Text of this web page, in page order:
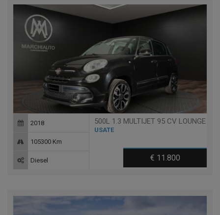
500L 1.3 MULTIJET 95 CV LOUNGE
USATE
€ 11.800
2018
105300 Km
Diesel